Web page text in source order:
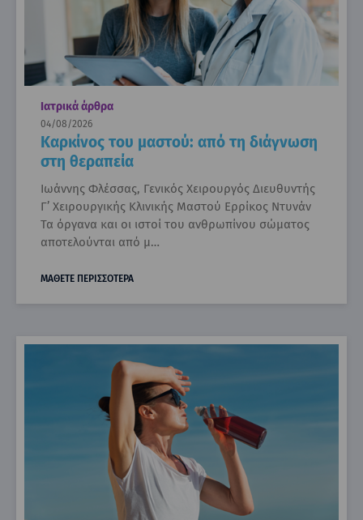
Ιατρικά άρθρα
04/08/2026
Καρκίνος του μαστού: από τη διάγνωση
στη θεραπεία
Ιωάννης Φλέσσας, Γενικός Χειρουργός Διευθυντής
Γ’ Χειρουργικής Κλινικής Μαστού Ερρίκος Ντυνάν
Τα όργανα και οι ιστοί του ανθρωπίνου σώματος
αποτελούνται από μ…
ΜΑΘΕΤΕ ΠΕΡΙΣΣΟΤΕΡΑ